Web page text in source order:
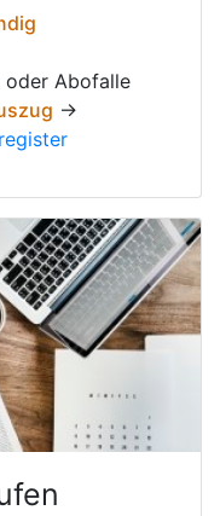
oder Abofalle
→